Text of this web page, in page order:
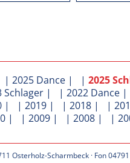
| 2025 Dance | | 2025
Schlager | | 2022 Dance
| | 2019 | | 2018 | |
| | 2009 | | 2008 | |
Osterholz-Scharmbeck · Fon